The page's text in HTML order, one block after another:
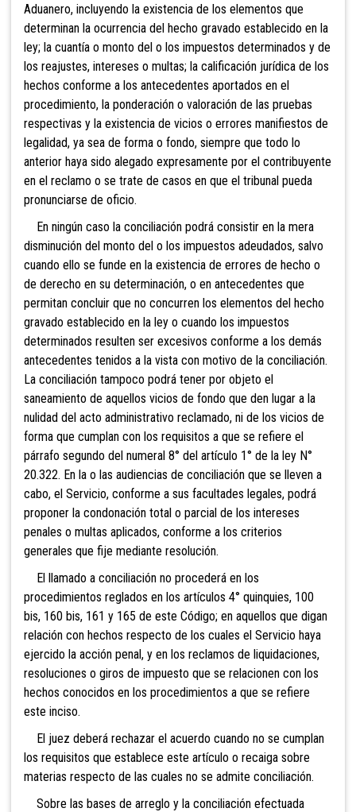
Aduanero, incluyendo la existencia de los elementos que
determinan la ocurrencia del hecho gravado establecido en la
ley; la cuantía o monto del o los impuestos determinados y de
los reajustes, intereses o multas; la calificación jurídica de los
hechos conforme a los antecedentes aportados en el
procedimiento, la ponderación o valoración de las pruebas
respectivas y la existencia de vicios o errores manifiestos de
legalidad, ya sea de forma o fondo, siempre que todo lo
anterior haya sido alegado expresamente por el contribuyente
en el reclamo o se trate de casos en que el tribunal pueda
pronunciarse de oficio.
En ningún caso la conciliación podrá consistir en la mera
disminución del monto del o los impuestos adeudados, salvo
cuando ello se funde en la existencia de errores de hecho o
de derecho en su determinación, o en antecedentes que
permitan concluir que no concurren los elementos del hecho
gravado establecido en la ley o cuando los impuestos
determinados resulten ser excesivos conforme a los demás
antecedentes tenidos a la vista con motivo de la conciliación.
La conciliación tampoco podrá tener por objeto el
saneamiento de aquellos vicios de fondo que den lugar a la
nulidad del acto administrativo reclamado, ni de los vicios de
forma que cumplan con los requisitos a que se refiere el
párrafo segundo del numeral 8° del artículo 1° de la ley N°
20.322. En la o las audiencias de conciliación que se lleven a
cabo, el Servicio, conforme a sus facultades legales, podrá
proponer la condonación total o parcial de los intereses
penales o multas aplicados, conforme a los criterios
generales que fije mediante resolución.
El llamado a conciliación no procederá en los
procedimientos reglados en los artículos 4° quinquies, 100
bis, 160 bis, 161 y 165 de este Código; en aquellos que digan
relación con hechos respecto de los cuales el Servicio haya
ejercido la acción penal, y en los reclamos de liquidaciones,
resoluciones o giros de impuesto que se relacionen con los
hechos conocidos en los procedimientos a que se refiere
este inciso.
El juez deberá rechazar el acuerdo cuando no se cumplan
los requisitos que establece este artículo o recaiga sobre
materias respecto de las cuales no se admite conciliación.
Sobre las bases de arreglo y la conciliación efectuada